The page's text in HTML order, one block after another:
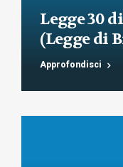
Legge 30
(Legge di
Approfondisci